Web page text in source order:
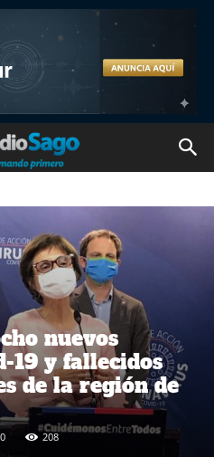
nuevos
19 y fallecidos
de la región de
208